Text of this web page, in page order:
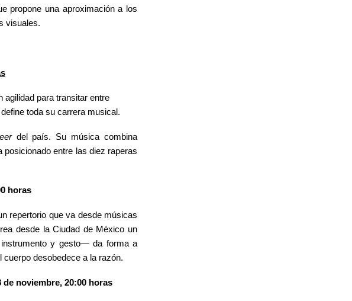
propone una aproximación a los
visuales.
agilidad para transitar entre
toda su carrera musical.
del país. Su música combina
entre las diez raperas
horas
repertorio que va desde músicas
desde la Ciudad de México un
y gesto— da forma a
desobedece a la razón.
de noviembre, 20:00 horas